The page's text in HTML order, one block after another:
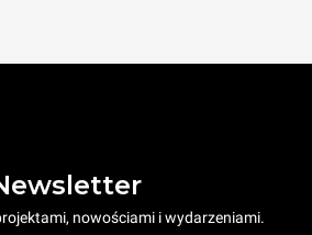
nowościami i wydarzeniami.